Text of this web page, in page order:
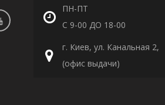
ПН-ПТ
С 9-00 ДО 18-00
г. Киев, ул. Канальная 2,
(офис выдачи)